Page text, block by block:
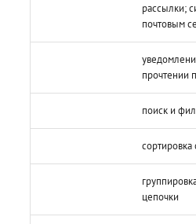
рассылки;
почтовым
прочтении
поиск и
цепочки